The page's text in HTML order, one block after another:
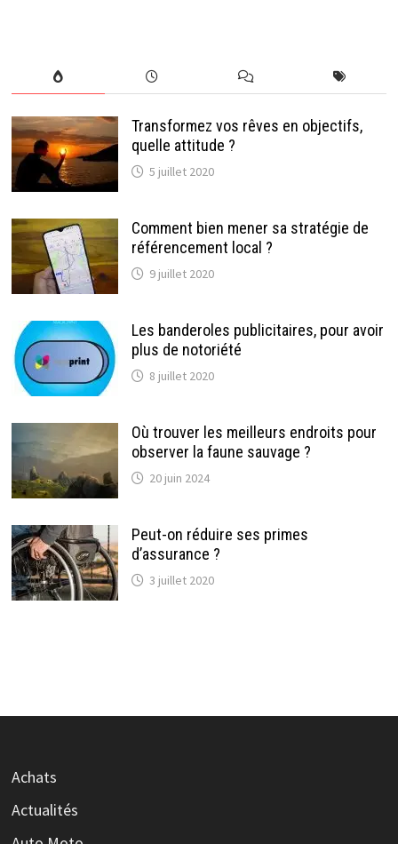
Transformez vos rêves en objectifs,
quelle attitude ?
5 juillet 2020
Comment bien mener sa stratégie de
référencement local ?
9 juillet 2020
Les banderoles publicitaires, pour avoir
plus de notoriété
8 juillet 2020
Où trouver les meilleurs endroits pour
observer la faune sauvage ?
20 juin 2024
Peut-on réduire ses primes
d’assurance ?
3 juillet 2020
Achats
Actualités